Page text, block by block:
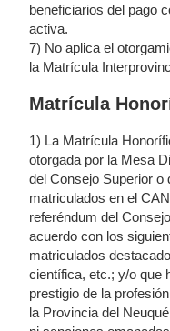
beneficiarios del pago
activa.
7) No aplica el
la Matrícula
Matrícula
1) La Matrícula
otorgada por la Mesa
del Consejo Superior o
matriculados en el
referéndum del
acuerdo con los
matriculados
científica, etc.; y/o que
prestigio de la
la Provincia del